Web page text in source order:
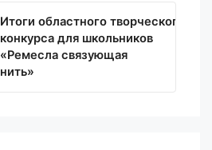
Итоги областного творческого
конкурса для школьников
«Ремесла связующая
нить»